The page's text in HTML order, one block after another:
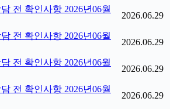
전 확인사항 2026년06월
2026.06.29
전 확인사항 2026년06월
2026.06.29
전 확인사항 2026년06월
2026.06.29
전 확인사항 2026년06월
2026.06.29